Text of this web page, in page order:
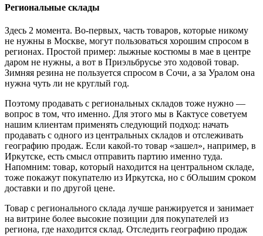
Региональные склады
Здесь 2 момента. Во-первых, часть товаров, которые никому
не нужны в Москве, могут пользоваться хорошим спросом в
регионах. Простой пример: лыжные костюмы в мае в центре
даром не нужны, а вот в Приэльбрусье это ходовой товар.
Зимняя резина не пользуется спросом в Сочи, а за Уралом она
нужна чуть ли не круглый год.
Поэтому продавать с региональных складов тоже нужно —
вопрос в том, что именно. Для этого мы в Кактусе советуем
нашим клиентам применять следующий подход: начать
продавать с одного из центральных складов и отслеживать
географию продаж. Если какой-то товар «зашел», например, в
Иркутске, есть смысл отправить партию именно туда.
Напомним: товар, который находится на центральном складе,
тоже покажут покупателю из Иркутска, но с бОльшим сроком
доставки и по другой цене.
Товар с регионального склада лучше ранжируется и занимает
на витрине более высокие позиции для покупателей из
региона, где находится склад. Отследить географию продаж